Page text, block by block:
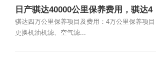
日产骐达40000公里保养费用，骐达4
万公里保养项目
骐达四万公里保养项目及费用：4万公里保养项目
更换机油机滤、空气滤...